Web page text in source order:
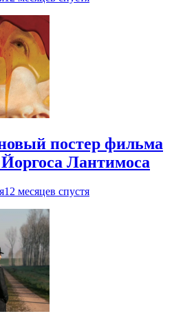
постер фильма
Лантимоса
12 месяцев спустя